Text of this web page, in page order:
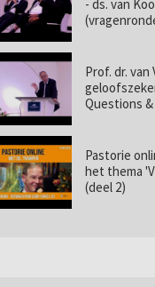
- ds. van
Prof. dr. van
Questions
Pastorie
het thema
(deel 2)